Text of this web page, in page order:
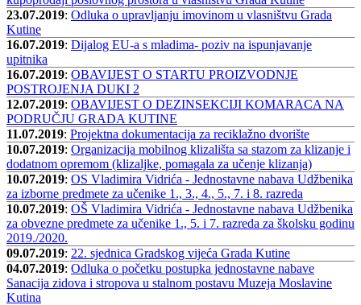
23.07.2019: Odluka o upravljanju imovinom u vlasništvu Grada
Kutine
16.07.2019: Dijalog EU-a s mladima- poziv na ispunjavanje
upitnika
16.07.2019: OBAVIJEST O STARTU PROIZVODNJE
POSTROJENJA DUKI 2
12.07.2019: OBAVIJEST O DEZINSEKCIJI KOMARACA NA
PODRUČJU GRADA KUTINE
11.07.2019: Projektna dokumentacija za reciklažno dvorište
10.07.2019: Organizacija mobilnog klizališta sa stazom za klizanje i
dodatnom opremom (klizaljke, pomagala za učenje klizanja)
10.07.2019: OS Vladimira Vidrića - Jednostavne nabava Udžbenika
za izborne predmete za učenike 1., 3., 4., 5., 7. i 8. razreda
10.07.2019: OŠ Vladimira Vidrića - Jednostavne nabava Udžbenika
za obvezne predmete za učenike 1., 5. i 7. razreda za školsku godinu
2019./2020.
09.07.2019: 22. sjednica Gradskog vijeća Grada Kutine
04.07.2019: Odluka o početku postupka jednostavne nabave
Sanacija zidova i stropova u stalnom postavu Muzeja Moslavine
Kutina